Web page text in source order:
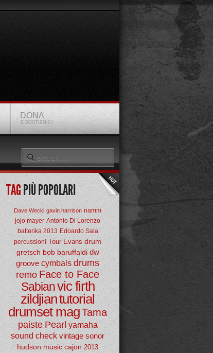
DONA
E SOSTIENICI
TAGPIÙ POPOLARI
Dave Weckl gavin harrison namm
jojo mayer Antonio Di Lorenzo
batterika 2013 Edoardo Sala
percussioni Tour Evans drum
gretsch bob baruffaldi dw
groove cymbals drums
remo Face to Face
Sabianvic firth
zildjiantutorial
drumset magTama
paiste Pearl yamaha
sound check vintage sonor
hudson music cajon 2013